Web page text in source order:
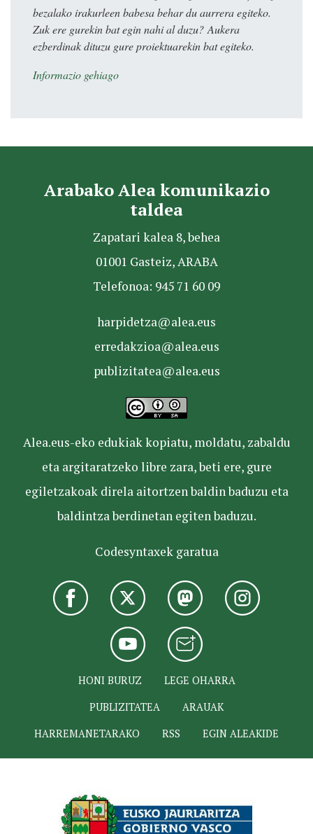
bezalako irakurleen babesa behar du aurrera egiteko.
Zuk ere gurekin bat egin nahi al duzu? Aukera
ezberdinak dituzu gure proiektuarekin bat egiteko.
Informazio gehiago
Arabako Alea komunikazio
taldea
Zapatari kalea 8, behea
01001 Gasteiz, ARABA
Telefonoa: 945 71 60 09
harpidetza@alea.eus
erredakzioa@alea.eus
publizitatea@alea.eus
Alea.eus-eko edukiak kopiatu, moldatu, zabaldu
eta argitaratzeko libre zara, beti ere, gure
egiletzakoak direla aitortzen baldin baduzu eta
baldintza berdinetan egiten baduzu.
Codesyntaxek garatua
HONI BURUZ
LEGE OHARRA
PUBLIZITATEA
ARAUAK
HARREMANETARAKO
RSS EGIN ALEAKIDE